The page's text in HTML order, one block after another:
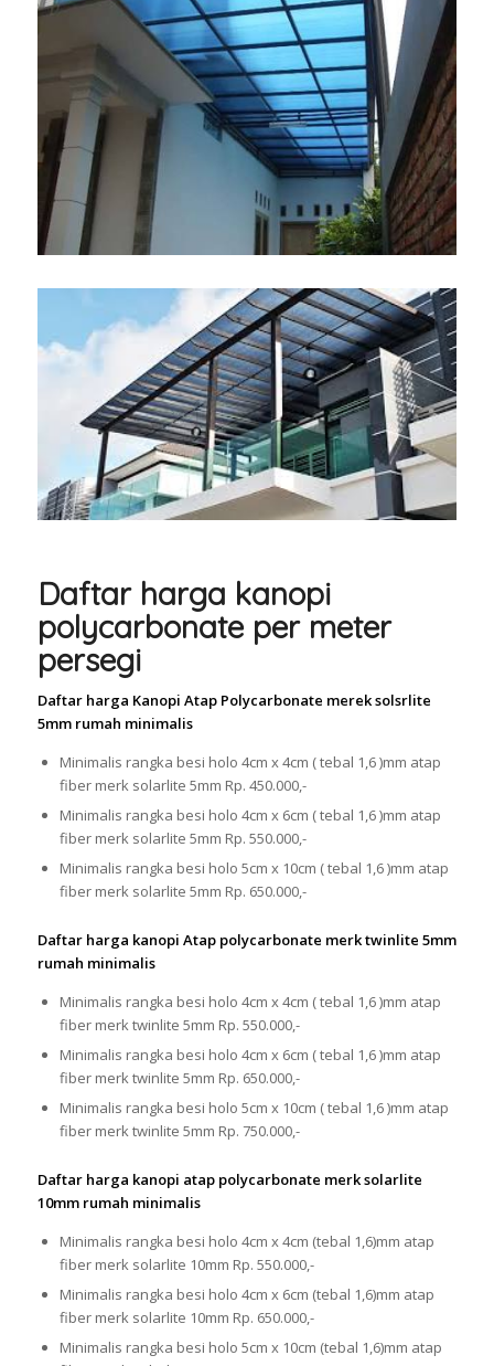
Daftar harga kanopi
polycarbonate per meter
persegi
Daftar harga Kanopi Atap Polycarbonate merek solsrlite
5mm rumah minimalis
Minimalis rangka besi holo 4cm x 4cm ( tebal 1,6 )mm atap
fiber merk solarlite 5mm Rp. 450.000,-
Minimalis rangka besi holo 4cm x 6cm ( tebal 1,6 )mm atap
fiber merk solarlite 5mm Rp. 550.000,-
Minimalis rangka besi holo 5cm x 10cm ( tebal 1,6 )mm atap
fiber merk solarlite 5mm Rp. 650.000,-
Daftar harga kanopi Atap polycarbonate merk twinlite 5mm
rumah minimalis
Minimalis rangka besi holo 4cm x 4cm ( tebal 1,6 )mm atap
fiber merk twinlite 5mm Rp. 550.000,-
Minimalis rangka besi holo 4cm x 6cm ( tebal 1,6 )mm atap
fiber merk twinlite 5mm Rp. 650.000,-
Minimalis rangka besi holo 5cm x 10cm ( tebal 1,6 )mm atap
fiber merk twinlite 5mm Rp. 750.000,-
Daftar harga kanopi atap polycarbonate merk solarlite
10mm rumah minimalis
Minimalis rangka besi holo 4cm x 4cm (tebal 1,6)mm atap
fiber merk solarlite 10mm Rp. 550.000,-
Minimalis rangka besi holo 4cm x 6cm (tebal 1,6)mm atap
fiber merk solarlite 10mm Rp. 650.000,-
Minimalis rangka besi holo 5cm x 10cm (tebal 1,6)mm atap